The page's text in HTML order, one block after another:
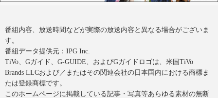
番組内容、放送時間などが実際の放送内容と異なる場合がございま
す。
番組データ提供元：IPG Inc.
TiVo、Gガイド、G-GUIDE、およびGガイドロゴは、米国TiVo
Brands LLCおよび／またはその関連会社の日本国内における商標ま
たは登録商標です。
このホームページに掲載している記事・写真等あらゆる素材の無断